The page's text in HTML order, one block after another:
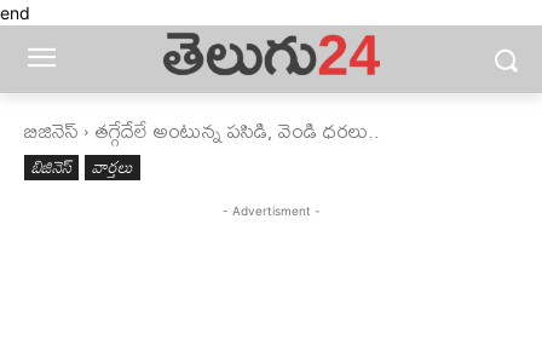
end
బిజినెస్‌ తగ్గేదేలే అంటున్న పసిడి, వెండి ధరలు..
బిజినెస్‌ వార్తలు
- Advertisment -